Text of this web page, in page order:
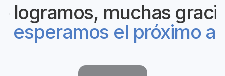
logramos, muchas
esperamos el próximo